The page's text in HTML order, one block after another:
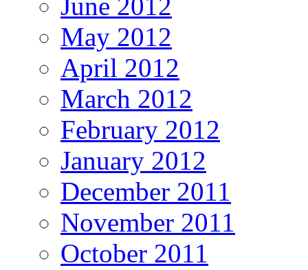
May 2012
April 2012
March 2012
February 2012
January 2012
December 2011
November 2011
October 2011